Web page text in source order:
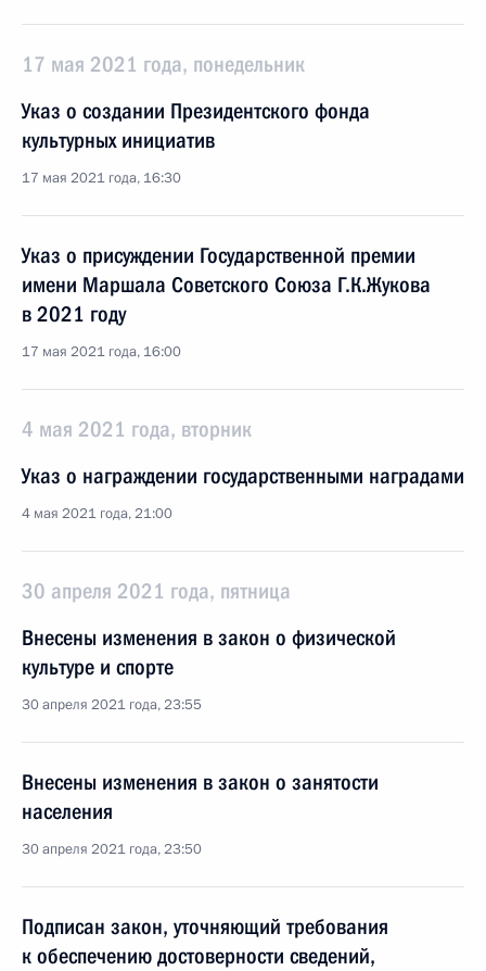
17 мая 2021 года, понедельник
Указ о создании Президентского фонда
культурных инициатив
17 мая 2021 года, 16:30
Указ о присуждении Государственной премии
имени Маршала Советского Союза Г.К.Жукова
в 2021 году
17 мая 2021 года, 16:00
4 мая 2021 года, вторник
Указ о награждении государственными наградами
4 мая 2021 года, 21:00
30 апреля 2021 года, пятница
Внесены изменения в закон о физической
культуре и спорте
30 апреля 2021 года, 23:55
Внесены изменения в закон о занятости
населения
30 апреля 2021 года, 23:50
Подписан закон, уточняющий требования
к обеспечению достоверности сведений,